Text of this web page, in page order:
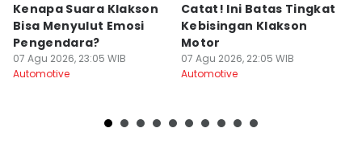
Kenapa Suara Klakson
Bisa Menyulut Emosi
Pengendara?
07 Agu 2026, 23:05 WIB
Automotive
Catat! Ini Batas Tingkat
Kebisingan Klakson
Motor
07 Agu 2026, 22:05 WIB
Automotive